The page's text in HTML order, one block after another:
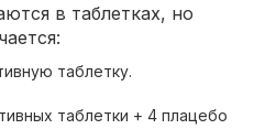
в таблетках, но
таблетку.
таблетки + 4 плацебо